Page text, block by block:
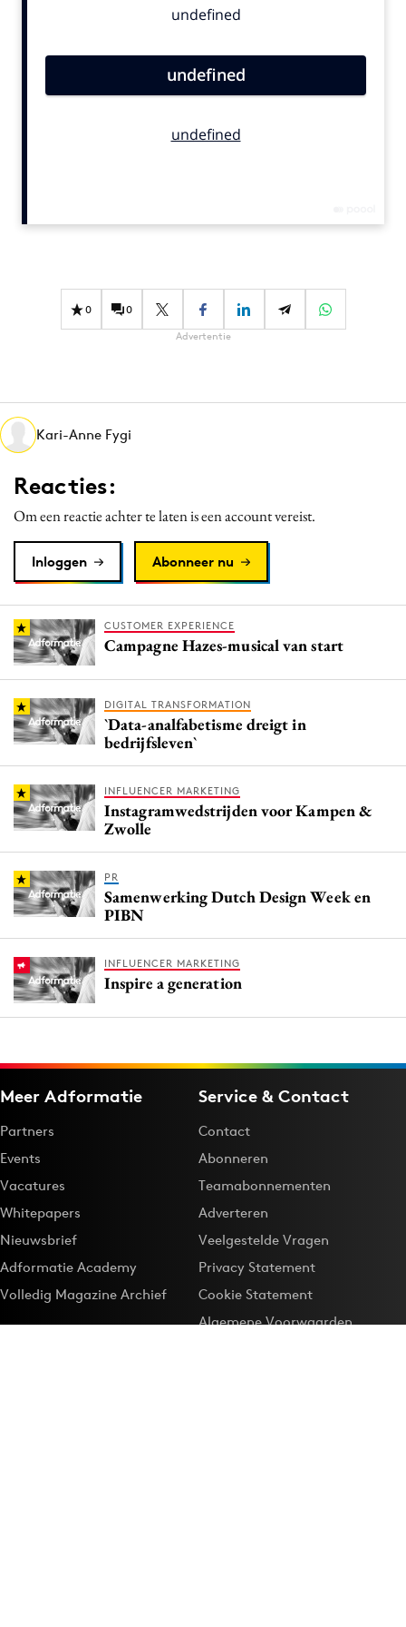
Contentmarketing
Effectiviteit
Gedragsverandering
Martech
Media
Merkstrategie
PR
Programmatic
Reputatie & crisis
0 0
Advertentie
Kari-Anne Fygi
Reacties:
Om een reactie achter te laten is een account vereist.
Inloggen Abonneer nu
CUSTOMER EXPERIENCE
Campagne Hazes-musical van start
DIGITAL TRANSFORMATION
`Data-analfabetisme dreigt in
bedrijfsleven`
INFLUENCER MARKETING
Instagramwedstrijden voor Kampen &
Zwolle
PR
Samenwerking Dutch Design Week en
PIBN
INFLUENCER MARKETING
Inspire a generation
Meer Adformatie
Partners
Events
Vacatures
Whitepapers
Nieuwsbrief
Adformatie Academy
Volledig Magazine Archief
Service & Contact
Contact
Abonneren
Teamabonnementen
Adverteren
Veelgestelde Vragen
Privacy Statement
Cookie Statement
Algemene Voorwaarden